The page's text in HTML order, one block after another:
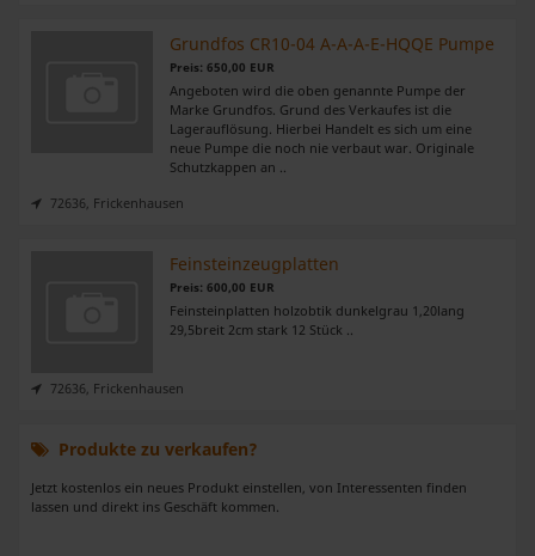
Grundfos CR10-04 A-A-A-E-HQQE Pumpe
Preis: 650,00 EUR
Angeboten wird die oben genannte Pumpe der
Marke Grundfos. Grund des Verkaufes ist die
Lagerauflösung. Hierbei Handelt es sich um eine
neue Pumpe die noch nie verbaut war. Originale
Schutzkappen an ..
72636, Frickenhausen
Feinsteinzeugplatten
Preis: 600,00 EUR
Feinsteinplatten holzobtik dunkelgrau 1,20lang
29,5breit 2cm stark 12 Stück ..
72636, Frickenhausen
Produkte zu verkaufen?
Jetzt kostenlos ein neues Produkt einstellen, von Interessenten finden
lassen und direkt ins Geschäft kommen.